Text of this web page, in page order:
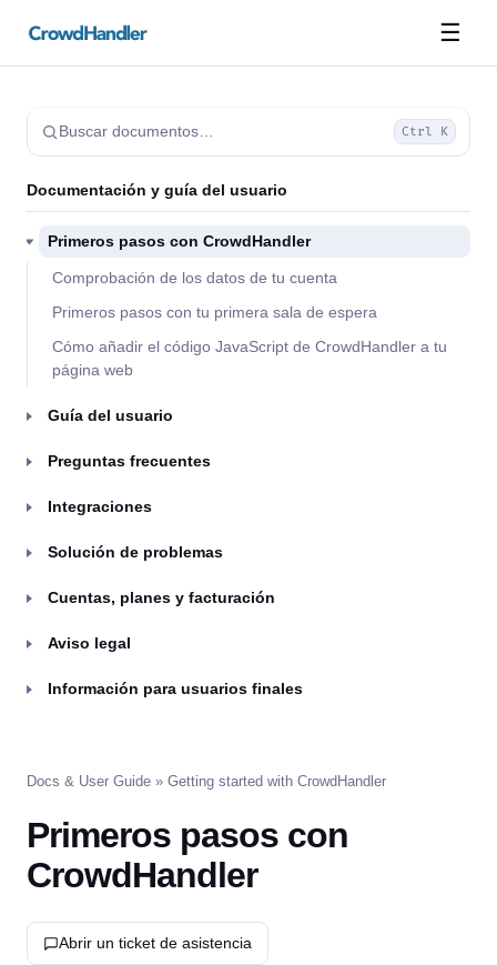
☰
Buscar documentos… Ctrl K
Documentación y guía del usuario
Primeros pasos con CrowdHandler
Comprobación de los datos de tu cuenta
Primeros pasos con tu primera sala de espera
Cómo añadir el código JavaScript de CrowdHandler a tu
página web
Guía del usuario
Preguntas frecuentes
Integraciones
Solución de problemas
Cuentas, planes y facturación
Aviso legal
Información para usuarios finales
Docs & User Guide » Getting started with CrowdHandler
Primeros pasos con
CrowdHandler
Abrir un ticket de asistencia